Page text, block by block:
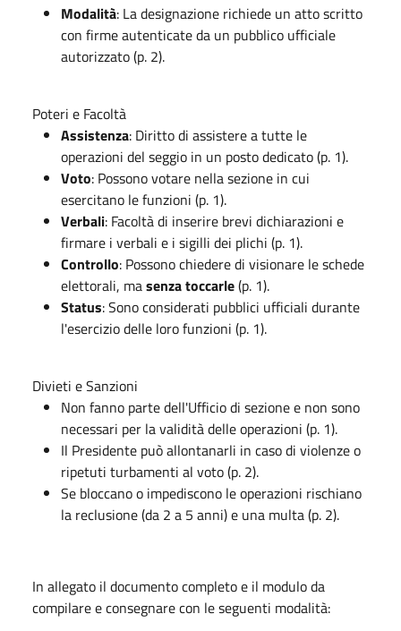
Modalità: La designazione richiede un atto scritto
con firme autenticate da un pubblico ufficiale
autorizzato (p. 2).
Poteri e Facoltà
Assistenza: Diritto di assistere a tutte le
operazioni del seggio in un posto dedicato (p. 1).
Voto: Possono votare nella sezione in cui
esercitano le funzioni (p. 1).
Verbali: Facoltà di inserire brevi dichiarazioni e
firmare i verbali e i sigilli dei plichi (p. 1).
Controllo: Possono chiedere di visionare le schede
elettorali, masenza toccarle(p. 1).
Status: Sono considerati pubblici ufficiali durante
l'esercizio delle loro funzioni (p. 1).
Divieti e Sanzioni
Non fanno parte dell'Ufficio di sezione e non sono
necessari per la validità delle operazioni (p. 1).
Il Presidente può allontanarli in caso di violenze o
ripetuti turbamenti al voto (p. 2).
Se bloccano o impediscono le operazioni rischiano
la reclusione (da 2 a 5 anni) e una multa (p. 2).
In allegato il documento completo e il modulo da
compilare e consegnare con le seguenti modalità: